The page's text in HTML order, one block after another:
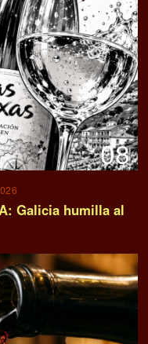
08
Galicia humilla al